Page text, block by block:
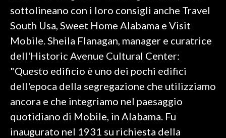
SARDI NEL MONDO
NOTIZIE
EVENTI
3 MINUTI CON
INSULARITÀ
sottolineano con i loro consigli anche Travel
South Usa, Sweet Home Alabama e Visit
Mobile. Sheila Flanagan, manager e curatrice
dell'Historic Avenue Cultural Center:
"Questo edificio è uno dei pochi edifici
dell'epoca della segregazione che utilizziamo
ancora e che integriamo nel paesaggio
quotidiano di Mobile, in Alabama. Fu
inaugurato nel 1931 su richiesta della